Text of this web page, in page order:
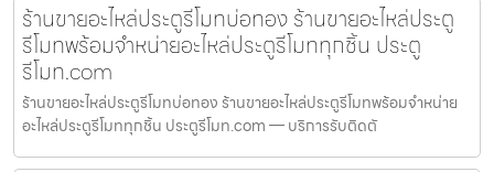
ร้านขายอะไหล่ประตูรีโมทบ่อทอง ร้านขายอะไหล่ประตู
รีโมทพร้อมจำหน่ายอะไหล่ประตูรีโมททุกชิ้น ประตู
รีโมท.com
ร้านขายอะไหล่ประตูรีโมทบ่อทอง ร้านขายอะไหล่ประตูรีโมทพร้อมจำหน่าย
อะไหล่ประตูรีโมททุกชิ้น ประตูรีโมท.com — บริการรับติดตั